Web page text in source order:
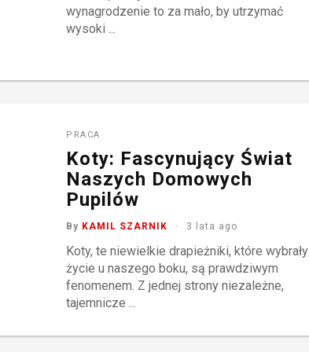
wynagrodzenie to za mało, by utrzymać
wysoki ...
PRACA
Koty: Fascynujący Świat
Naszych Domowych
Pupilów
By KAMIL SZARNIK 3 lata ago
Koty, te niewielkie drapieżniki, które wybrały
życie u naszego boku, są prawdziwym
fenomenem. Z jednej strony niezależne,
tajemnicze ...